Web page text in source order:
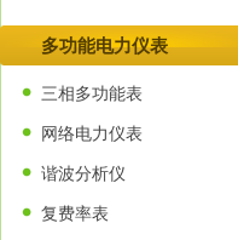
多功能电力仪表
三相多功能表
网络电力仪表
谐波分析仪
复费率表